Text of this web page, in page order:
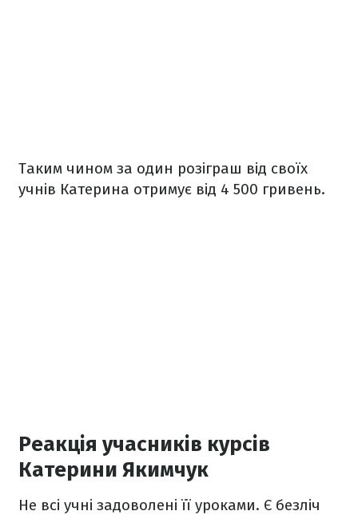
Таким чином за один розіграш від своїх
учнів Катерина отримує від 4 500 гривень.
Реакція учасників курсів
Катерини Якимчук
Не всі учні задоволені її уроками. Є безліч